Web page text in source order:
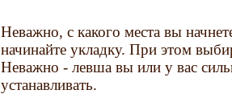
Неважно, с какого места вы
начинайте укладку. При этом
Неважно - левша вы или у вас
устанавливать.